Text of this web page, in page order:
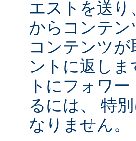
エストを送
からコンテ
コンテンツ
ントに返し
トにフォワ
るには、 特
なりません。